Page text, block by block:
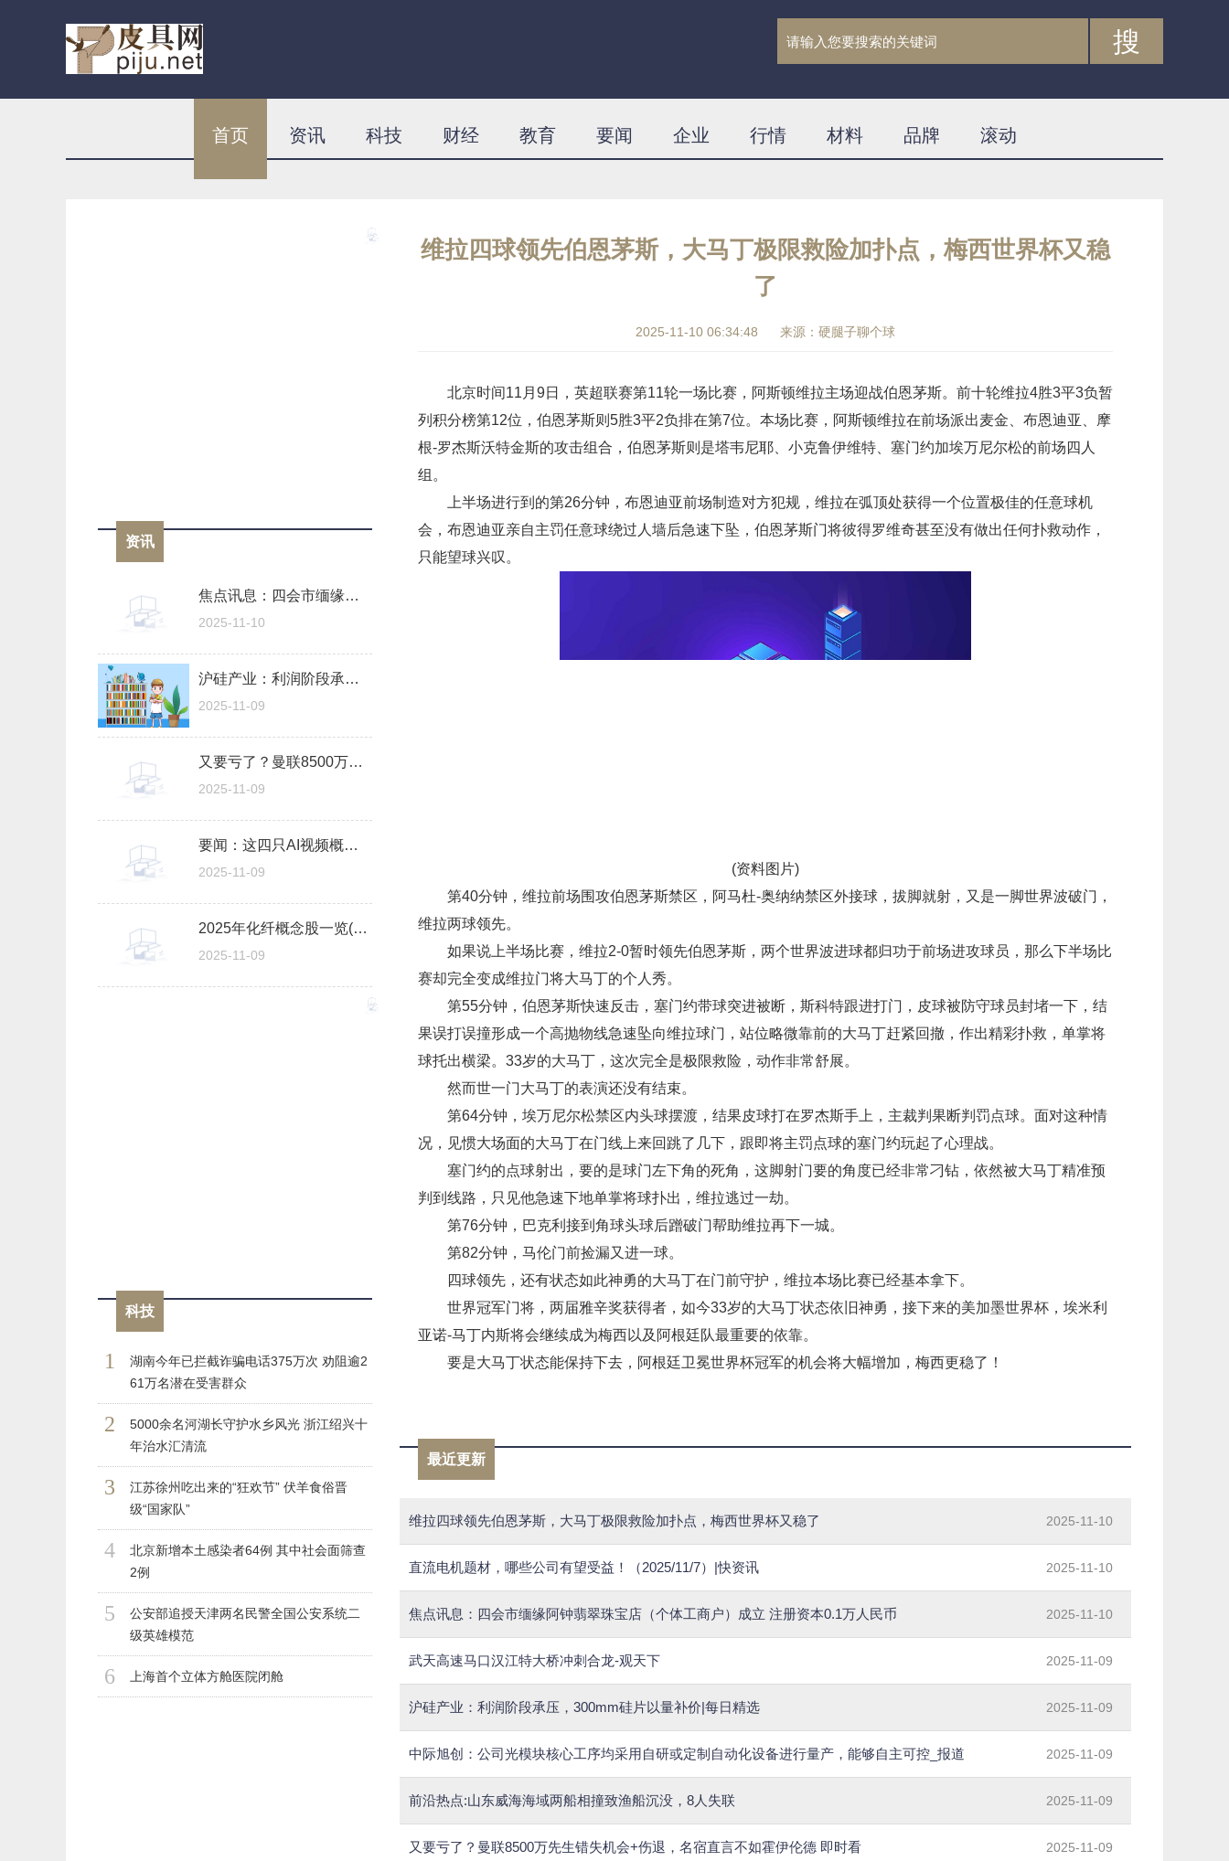
搜
首页 资讯 科技 财经 教育 要闻 企业 行情 材料 品牌 滚动
资讯
焦点讯息：四会市缅缘阿钟翡翠珠宝店（个体工商户）成立 注册资本0.1万人民币
2025-11-10
沪硅产业：利润阶段承压，300mm硅片以量补价|每日精选
2025-11-09
又要亏了？曼联8500万先生错失机会+伤退，名宿直言不如霍伊伦德 即时看
2025-11-09
要闻：这四只AI视频概念龙头如何（2025/11/7）
2025-11-09
2025年化纤概念股一览(附股)（2025/11/7）-热消息
2025-11-09
科技
1
湖南今年已拦截诈骗电话375万次 劝阻逾2
61万名潜在受害群众
2
5000余名河湖长守护水乡风光 浙江绍兴十
年治水汇清流
3
江苏徐州吃出来的“狂欢节” 伏羊食俗晋
级“国家队”
4
北京新增本土感染者64例 其中社会面筛查
2例
5
公安部追授天津两名民警全国公安系统二
级英雄模范
6 上海首个立体方舱医院闭舱
维拉四球领先伯恩茅斯，大马丁极限救险加扑点，梅西世界杯又稳
了
2025-11-10 06:34:48 来源：硬腿子聊个球
北京时间11月9日，英超联赛第11轮一场比赛，阿斯顿维拉主场迎战伯恩茅斯。前十轮维拉4胜3平3负暂
列积分榜第12位，伯恩茅斯则5胜3平2负排在第7位。本场比赛，阿斯顿维拉在前场派出麦金、布恩迪亚、摩
根-罗杰斯沃特金斯的攻击组合，伯恩茅斯则是塔韦尼耶、小克鲁伊维特、塞门约加埃万尼尔松的前场四人
组。
上半场进行到的第26分钟，布恩迪亚前场制造对方犯规，维拉在弧顶处获得一个位置极佳的任意球机
会，布恩迪亚亲自主罚任意球绕过人墙后急速下坠，伯恩茅斯门将彼得罗维奇甚至没有做出任何扑救动作，
只能望球兴叹。
(资料图片)
第40分钟，维拉前场围攻伯恩茅斯禁区，阿马杜-奥纳纳禁区外接球，拔脚就射，又是一脚世界波破门，
维拉两球领先。
如果说上半场比赛，维拉2-0暂时领先伯恩茅斯，两个世界波进球都归功于前场进攻球员，那么下半场比
赛却完全变成维拉门将大马丁的个人秀。
第55分钟，伯恩茅斯快速反击，塞门约带球突进被断，斯科特跟进打门，皮球被防守球员封堵一下，结
果误打误撞形成一个高抛物线急速坠向维拉球门，站位略微靠前的大马丁赶紧回撤，作出精彩扑救，单掌将
球托出横梁。33岁的大马丁，这次完全是极限救险，动作非常舒展。
然而世一门大马丁的表演还没有结束。
第64分钟，埃万尼尔松禁区内头球摆渡，结果皮球打在罗杰斯手上，主裁判果断判罚点球。面对这种情
况，见惯大场面的大马丁在门线上来回跳了几下，跟即将主罚点球的塞门约玩起了心理战。
塞门约的点球射出，要的是球门左下角的死角，这脚射门要的角度已经非常刁钻，依然被大马丁精准预
判到线路，只见他急速下地单掌将球扑出，维拉逃过一劫。
第76分钟，巴克利接到角球头球后蹭破门帮助维拉再下一城。
第82分钟，马伦门前捡漏又进一球。
四球领先，还有状态如此神勇的大马丁在门前守护，维拉本场比赛已经基本拿下。
世界冠军门将，两届雅辛奖获得者，如今33岁的大马丁状态依旧神勇，接下来的美加墨世界杯，埃米利
亚诺-马丁内斯将会继续成为梅西以及阿根廷队最重要的依靠。
要是大马丁状态能保持下去，阿根廷卫冕世界杯冠军的机会将大幅增加，梅西更稳了！
最近更新
维拉四球领先伯恩茅斯，大马丁极限救险加扑点，梅西世界杯又稳了 2025-11-10
直流电机题材，哪些公司有望受益！（2025/11/7）|快资讯 2025-11-10
焦点讯息：四会市缅缘阿钟翡翠珠宝店（个体工商户）成立 注册资本0.1万人民币 2025-11-10
武天高速马口汉江特大桥冲刺合龙-观天下 2025-11-09
沪硅产业：利润阶段承压，300mm硅片以量补价|每日精选 2025-11-09
中际旭创：公司光模块核心工序均采用自研或定制自动化设备进行量产，能够自主可控_报道 2025-11-09
前沿热点:山东威海海域两船相撞致渔船沉没，8人失联 2025-11-09
又要亏了？曼联8500万先生错失机会+伤退，名宿直言不如霍伊伦德 即时看 2025-11-09